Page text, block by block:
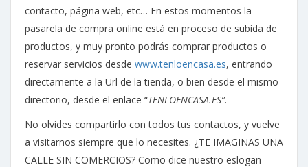
contacto, página web, etc… En estos momentos la
pasarela de compra online está en proceso de subida de
productos, y muy pronto podrás comprar productos o
reservar servicios desde www.tenloencasa.es, entrando
directamente a la Url de la tienda, o bien desde el mismo
directorio, desde el enlace “TENLOENCASA.ES”.
No olvides compartirlo con todos tus contactos, y vuelve
a visitarnos siempre que lo necesites. ¿TE IMAGINAS UNA
CALLE SIN COMERCIOS? Como dice nuestro eslogan